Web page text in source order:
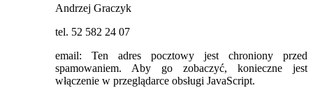
Andrzej Graczyk
tel. 52 582 24 07
email:Ten adres pocztowy jest chroniony przed
spamowaniem. Aby go zobaczyć, konieczne jest
włączenie w przeglądarce obsługi JavaScript.